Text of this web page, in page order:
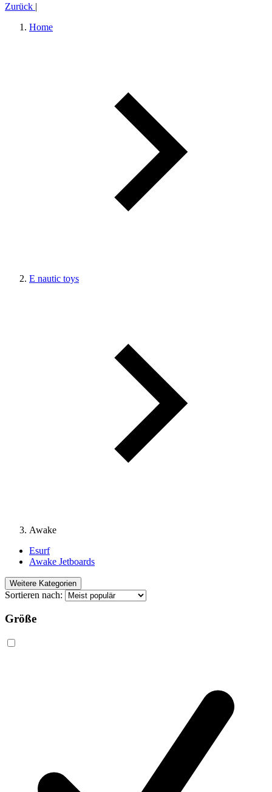
Zurück |
Home
E nautic toys
Awake
Esurf
Awake Jetboards
Weitere Kategorien
Sortieren nach:
Größe